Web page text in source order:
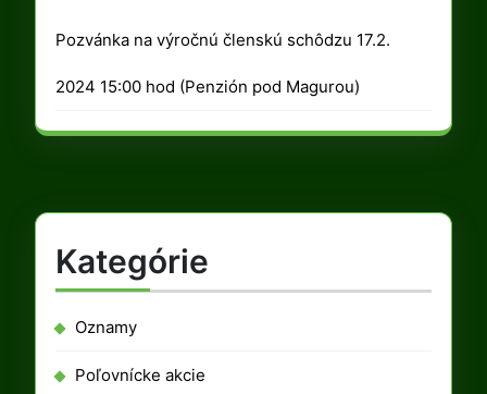
januára
2024
Pozvánka na výročnú členskú schôdzu 17.2.
2024 15:00 hod (Penzión pod Magurou)
Kategórie
Oznamy
Poľovnícke akcie